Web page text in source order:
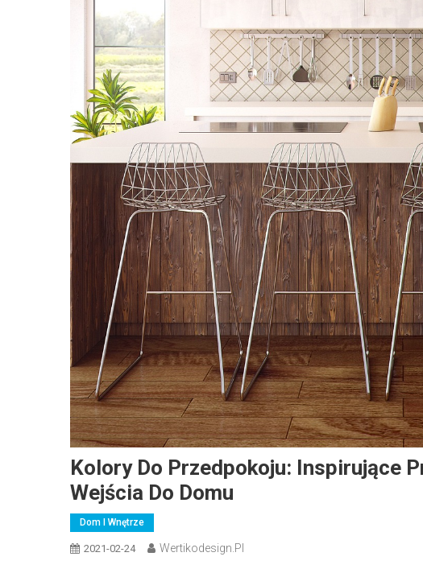
Kolory Do Przedpokoju: Inspirujące
Wejścia Do Domu
Dom I Wnętrze
2021-02-24 Wertikodesign.pl